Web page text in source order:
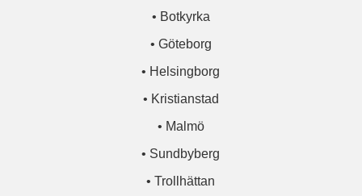
• Botkyrka
• Göteborg
• Helsingborg
• Kristianstad
• Malmö
• Sundbyberg
• Trollhättan